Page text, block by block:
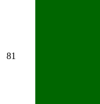
81